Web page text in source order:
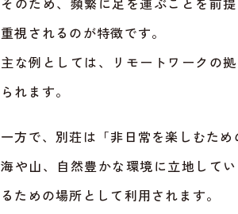
重視されるのが特徴です。
主な例としては、リモートワークの
られます。
一方で、別荘は「非日常を楽しむため
海や山、自然豊かな環境に立地して
るための場所として利用されます。